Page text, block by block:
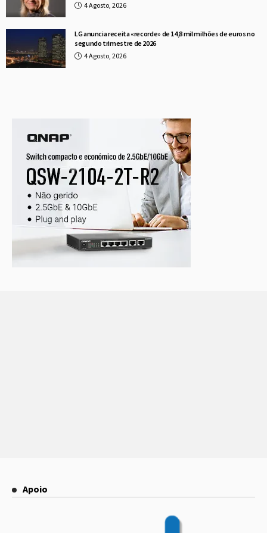
4 Agosto, 2026
LG anuncia receita «recorde» de 14,8 mil milhões de euros no
segundo trimestre de 2026
4 Agosto, 2026
Apoio